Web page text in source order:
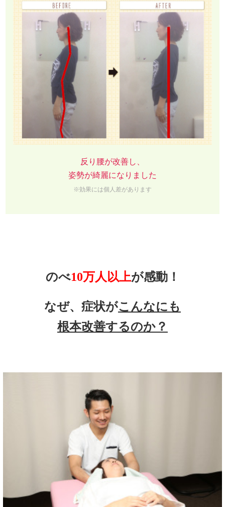
反り腰が改善し、
姿勢が綺麗になりました
※効果には個人差があります
のべ10万人以上が感動！
なぜ、症状がこんなにも
根本改善するのか？